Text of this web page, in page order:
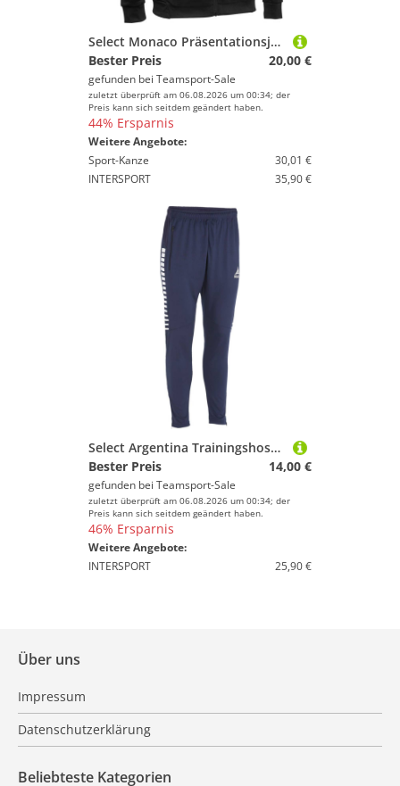
Select Monaco Präsentationsjacke Herren schwarz weiss XXXL
Bester Preis
20,00 €
gefunden bei Teamsport-Sale
zuletzt überprüft am 06.08.2026 um 00:34; der
Preis kann sich seitdem geändert haben.
44% Ersparnis
Weitere Angebote:
Sport-Kanze
30,01 €
INTERSPORT
35,90 €
Select Argentina Trainingshose Erwachsene navy weiss XL
Bester Preis
14,00 €
gefunden bei Teamsport-Sale
zuletzt überprüft am 06.08.2026 um 00:34; der
Preis kann sich seitdem geändert haben.
46% Ersparnis
Weitere Angebote:
INTERSPORT
25,90 €
Über uns
Impressum
Datenschutzerklärung
Beliebteste Kategorien